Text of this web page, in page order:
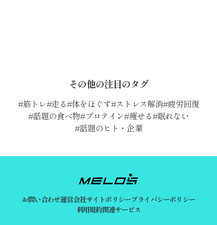
その他の注目のタグ
筋トレ 走る 体をほぐす ストレス解消 疲労回復
話題の食べ物 プロテイン 痩せる 眠れない
話題のヒト・企業
お問い合わせ運営会社サイトポリシープライバシーポリシー
利用規約関連サービス